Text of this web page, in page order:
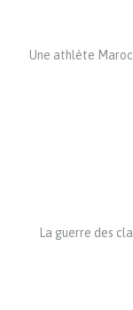
Une athlète
La guerre des